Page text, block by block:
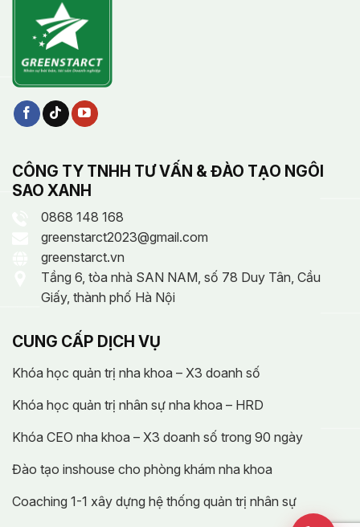
CÔNG TY TNHH TƯ VẤN & ĐÀO TẠO NGÔI
SAO XANH
0868 148 168
greenstarct2023@gmail.com
greenstarct.vn
Tầng 6, tòa nhà SAN NAM, số 78 Duy Tân, Cầu
Giấy, thành phố Hà Nội
CUNG CẤP DỊCH VỤ
Khóa học quản trị nha khoa – X3 doanh số
Khóa học quản trị nhân sự nha khoa – HRD
Khóa CEO nha khoa – X3 doanh số trong 90 ngày
Đào tạo inshouse cho phòng khám nha khoa
Coaching 1-1 xây dựng hệ thống quản trị nhân sự